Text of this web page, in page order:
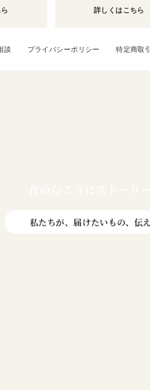
詳しくはこちら
談 プライバシーポリシー 特定商取
私たちが、届けたいもの、伝